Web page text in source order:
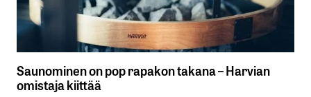
Saunominen on pop rapakon takana – Harvian
omistaja kiittää